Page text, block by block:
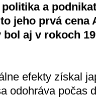
a
jeho prvá cena
aj v rokoch
efekty získal
odohráva počas